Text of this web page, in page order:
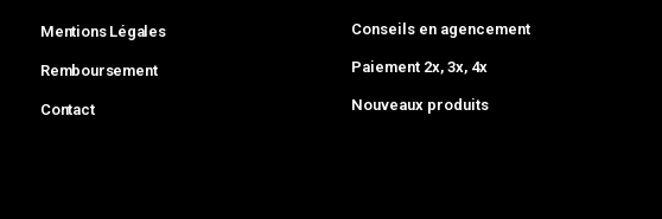
Mentions Légales
Remboursement
Contact
Conseils en agencement
Paiement 2x, 3x, 4x
Nouveaux produits